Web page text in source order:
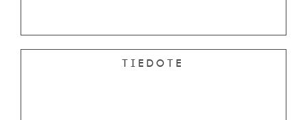
Tiedote